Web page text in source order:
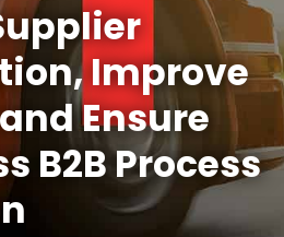
Improve
Ensure
B2B Process